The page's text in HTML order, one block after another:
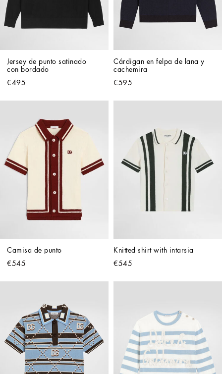
Jersey de punto satinado
con bordado
€495
Cárdigan en felpa de lana y
cachemira
€595
Camisa de punto
€545
Knitted shirt with intarsia
€545